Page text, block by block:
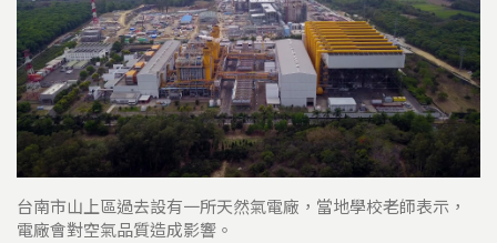
台南市山上區過去設有一所天然氣電廠，當地學校老師表示，
電廠會對空氣品質造成影響。